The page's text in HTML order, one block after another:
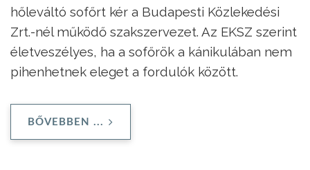
hőleváltó sofőrt kér a Budapesti Közlekedési
Zrt.-nél működő szakszervezet. Az EKSZ szerint
életveszélyes, ha a sofőrök a kánikulában nem
pihenhetnek eleget a fordulók között.
BŐVEBBEN ...